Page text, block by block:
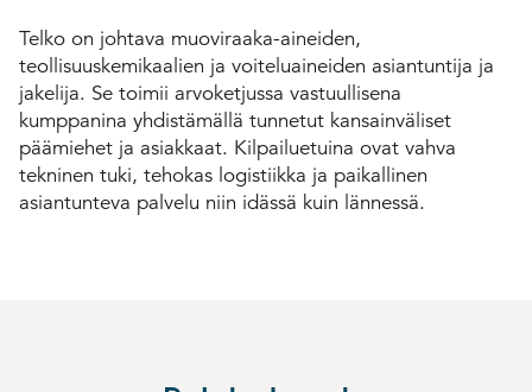
Telko on johtava muoviraaka-aineiden,
teollisuuskemikaalien ja voiteluaineiden asiantuntija ja
jakelija. Se toimii arvoketjussa vastuullisena
kumppanina yhdistämällä tunnetut kansainväliset
päämiehet ja asiakkaat. Kilpailuetuina ovat vahva
tekninen tuki, tehokas logistiikka ja paikallinen
asiantunteva palvelu niin idässä kuin lännessä.